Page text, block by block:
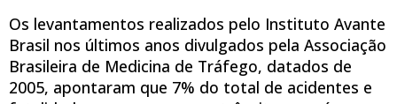
Os levantamentos realizados pelo Instituto Avante
Brasil nos últimos anos divulgados pela Associação
Brasileira de Medicina de Tráfego, datados de
2005, apontaram que 7% do total de acidentes e